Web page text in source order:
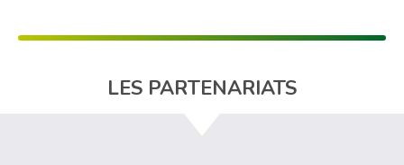
LES PARTENARIATS